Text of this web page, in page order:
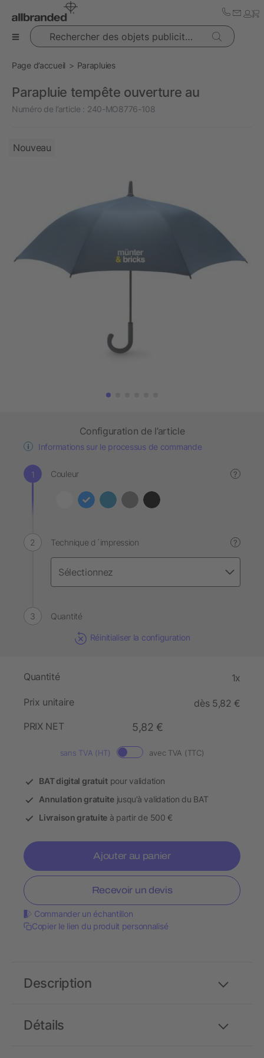
Rechercher des objets publicitaires
Page d’accueil Parapluies
Parapluie tempête ouverture au
Numéro de l’article : 240-MO8776-108
Nouveau
Configuration de l’article
Informations sur le processus de commande
Couleur ?
Technique d´impression ?
Quantité
Réinitialiser la configuration
Quantité 1x
Prix unitaire
dès 5,82 €
PRIX NET
5,82 €
sans TVA (HT) avec TVA (TTC)
BAT digital gratuitpour validation
Annulation gratuitejusqu’à validation du BAT
Livraison gratuite à partir de 500 €
Ajouter au panier
Recevoir un devis
Commander un échantillon
Copier le lien du produit personnalisé
Détails
Description